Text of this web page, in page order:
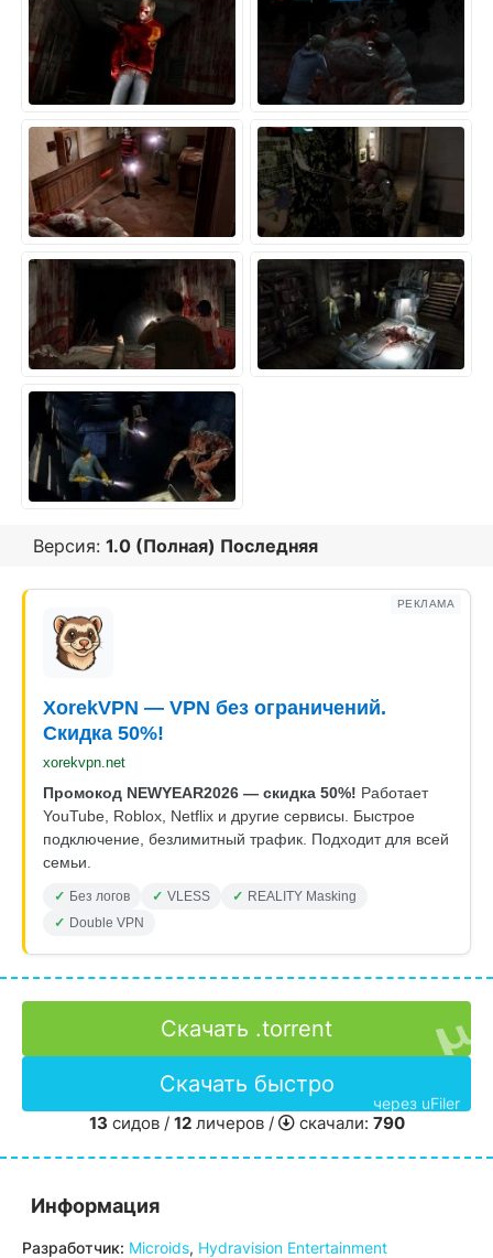
Версия: 1.0 (Полная) Последняя
РЕКЛАМА
XorekVPN — VPN без ограничений.
Скидка 50%!
xorekvpn.net
Промокод NEWYEAR2026 — скидка 50%! Работает
YouTube, Roblox, Netflix и другие сервисы. Быстрое
подключение, безлимитный трафик. Подходит для всей
семьи.
Без логов VLESS
REALITY Masking
Double VPN
Скачать .torrent
Скачать быстро
через uFiler
13 сидов / 12личеров / скачали: 790
Информация
Разработчик: Microids, Hydravision Entertainment